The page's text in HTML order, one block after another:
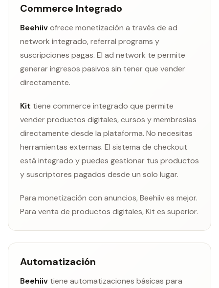
Commerce Integrado
Beehiivofrece monetización a través de ad
network integrado, referral programs y
suscripciones pagas. El ad network te permite
generar ingresos pasivos sin tener que vender
directamente.
Kit tiene commerce integrado que permite
vender productos digitales, cursos y membresías
directamente desde la plataforma. No necesitas
herramientas externas. El sistema de checkout
está integrado y puedes gestionar tus productos
y suscriptores pagados desde un solo lugar.
Para monetización con anuncios, Beehiiv es mejor.
Para venta de productos digitales, Kit es superior.
Automatización
Beehiiv tiene automatizaciones básicas para